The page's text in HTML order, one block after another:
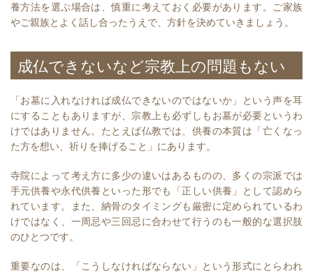
養方法を選ぶ場合は、慎重に考えておく必要があります。ご家族
やご親族とよく話し合ったうえで、方針を決めていきましょう。
成仏できないなど宗教上の問題もない
「お墓に入れなければ成仏できないのではないか」という声を耳
にすることもありますが、宗教上も必ずしもお墓が必要というわ
けではありません。たとえば仏教では、供養の本質は「亡くなっ
た方を想い、祈りを捧げること」にあります。
寺院によって考え方に多少の違いはあるものの、多くの宗派では
手元供養や永代供養といった形でも「正しい供養」として認めら
れています。また、納骨のタイミングも厳密に定められているわ
けではなく、一周忌や三回忌に合わせて行うのも一般的な選択肢
のひとつです。
重要なのは、「こうしなければならない」という形式にとらわれ